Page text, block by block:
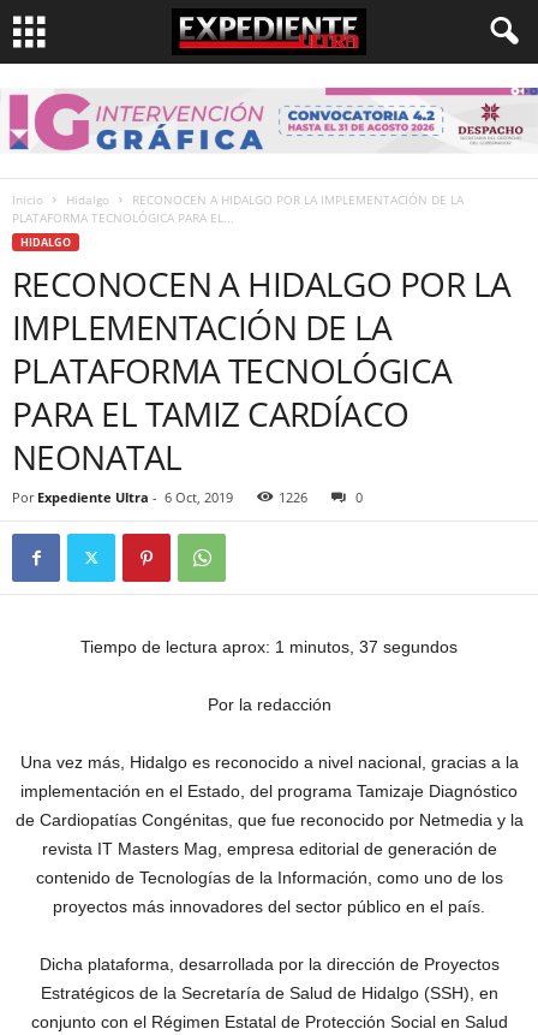
Inicio Hidalgo
RECONOCEN A HIDALGO POR LA IMPLEMENTACIÓN DE LA
PLATAFORMA TECNOLÓGICA PARA EL...
HIDALGO
RECONOCEN A HIDALGO POR LA
IMPLEMENTACIÓN DE LA
PLATAFORMA TECNOLÓGICA
PARA EL TAMIZ CARDÍACO
NEONATAL
Por Expediente Ultra - 6 Oct, 2019 1226 0
Tiempo de lectura aprox: 1 minutos, 37 segundos
Por la redacción
Una vez más, Hidalgo es reconocido a nivel nacional, gracias a la
implementación en el Estado, del programa Tamizaje Diagnóstico
de Cardiopatías Congénitas, que fue reconocido por Netmedia y la
revista IT Masters Mag, empresa editorial de generación de
contenido de Tecnologías de la Información, como uno de los
proyectos más innovadores del sector público en el país.
Dicha plataforma, desarrollada por la dirección de Proyectos
Estratégicos de la Secretaría de Salud de Hidalgo (SSH), en
conjunto con el Régimen Estatal de Protección Social en Salud